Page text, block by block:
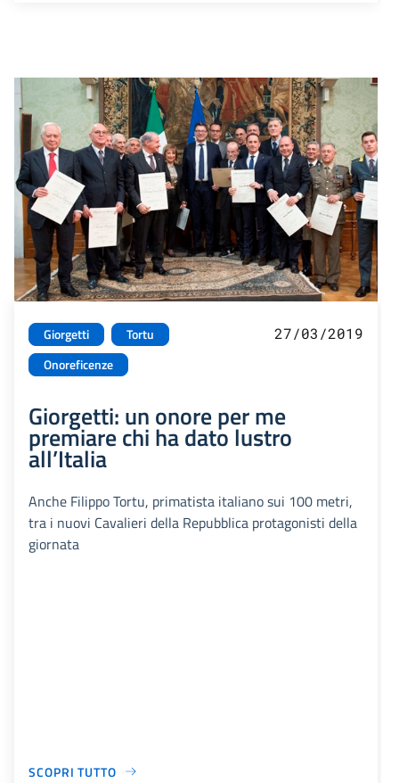
Giorgetti
Tortu
Onoreficenze
27/03/2019
Giorgetti: un onore per me
premiare chi ha dato lustro
all’Italia
Anche Filippo Tortu, primatista italiano sui 100 metri,
tra i nuovi Cavalieri della Repubblica protagonisti della
giornata
SCOPRI TUTTO